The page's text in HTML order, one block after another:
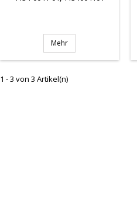
Mehr
1 - 3 von 3 Artikel(n)